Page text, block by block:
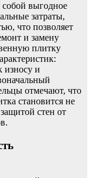
собой выгодное
затраты,
что позволяет
и замену
плитку
износу и
отмечают, что
становится не
стен от